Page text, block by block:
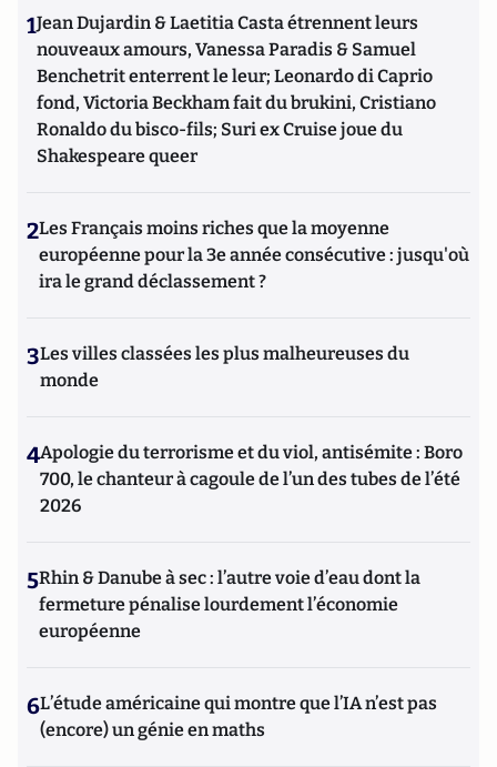
1Jean Dujardin & Laetitia Casta étrennent leurs
nouveaux amours, Vanessa Paradis & Samuel
Benchetrit enterrent le leur; Leonardo di Caprio
fond, Victoria Beckham fait du brukini, Cristiano
Ronaldo du bisco-fils; Suri ex Cruise joue du
Shakespeare queer
2Les Français moins riches que la moyenne
européenne pour la 3e année consécutive : jusqu'où
ira le grand déclassement ?
3Les villes classées les plus malheureuses du
monde
4Apologie du terrorisme et du viol, antisémite : Boro
700, le chanteur à cagoule de l’un des tubes de l’été
2026
5Rhin & Danube à sec : l’autre voie d’eau dont la
fermeture pénalise lourdement l’économie
européenne
6L’étude américaine qui montre que l’IA n’est pas
(encore) un génie en maths